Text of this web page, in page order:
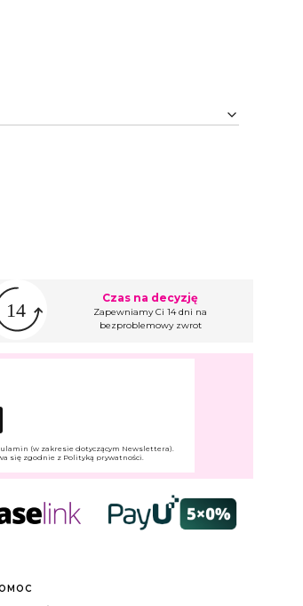
Czas na decyzję
Zapewniamy Ci 14 dni na
bezproblemowy zwrot
(w zakresie dotyczącym Newslettera).
się zgodnie z Polityką prywatności.